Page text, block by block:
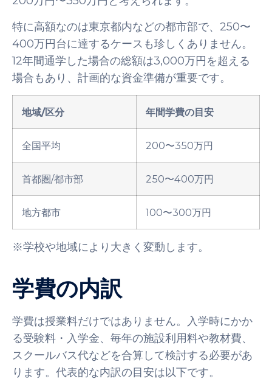
特に高額なのは東京都内などの都市部で、250〜
400万円台に達するケースも珍しくありません。
12年間通学した場合の総額は3,000万円を超える
場合もあり、計画的な資金準備が重要です。
地域/区分 年間学費の目安
全国平均 200〜350万円
首都圏/都市部 250〜400万円
地方都市 100〜300万円
※学校や地域により大きく変動します。
学費の内訳
学費は授業料だけではありません。入学時にかか
る受験料・入学金、毎年の施設利用料や教材費、
スクールバス代などを合算して検討する必要があ
ります。代表的な内訳の目安は以下です。